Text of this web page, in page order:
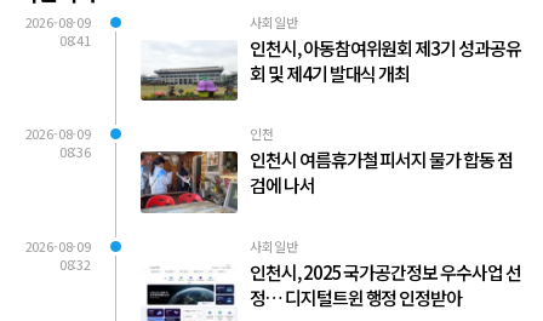
2026-08-09
08:41
사회일반
인천시, 아동참여위원회 제3기 성과공유
회 및 제4기 발대식 개최
2026-08-09
08:36
인천
인천시 여름휴가철 피서지 물가 합동 점
검에 나서
2026-08-09
08:32
사회일반
인천시, 2025 국가공간정보 우수사업 선
정… 디지털트윈 행정 인정받아